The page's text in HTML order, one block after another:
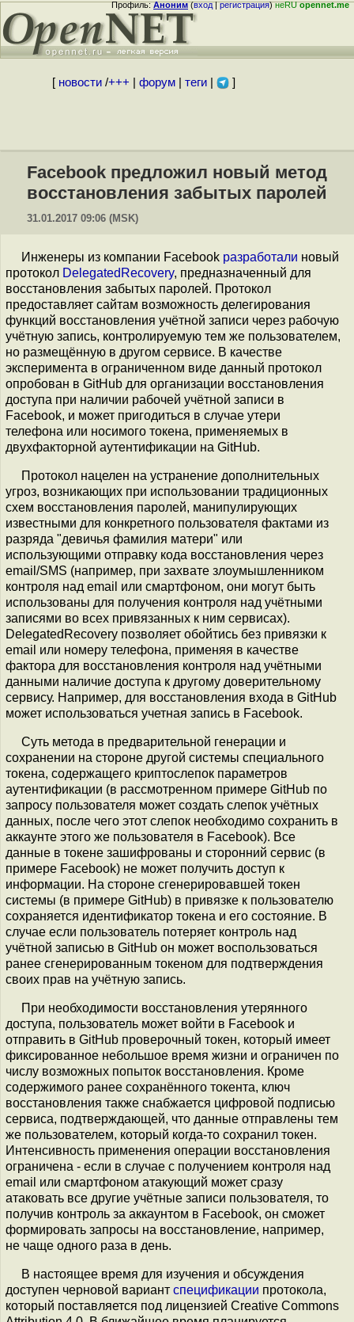
Профиль:Аноним(вход|регистрация)неRUopennet.me
[ новости/+++ форум| теги| ]
Facebook предложил новый метод
восстановления забытых паролей
31.01.2017 09:06 (MSK)
Инженеры из компании Facebook разработали новый
протокол DelegatedRecovery, предназначенный для
восстановления забытых паролей. Протокол
предоставляет сайтам возможность делегирования
функций восстановления учётной записи через рабочую
учётную запись, контролируемую тем же пользователем,
но размещённую в другом сервисе. В качестве
эксперимента в ограниченном виде данный протокол
опробован в GitHub для организации восстановления
доступа при наличии рабочей учётной записи в
Facebook, и может пригодиться в случае утери
телефона или носимого токена, применяемых в
двухфакторной аутентификации на GitHub.
Протокол нацелен на устранение дополнительных
угроз, возникающих при использовании традиционных
схем восстановления паролей, манипулирующих
известными для конкретного пользователя фактами из
разряда "девичья фамилия матери" или
использующими отправку кода восстановления через
email/SMS (например, при захвате злоумышленником
контроля над email или смартфоном, они могут быть
использованы для получения контроля над учётными
записями во всех привязанных к ним сервисах).
DelegatedRecovery позволяет обойтись без привязки к
email или номеру телефона, применяя в качестве
фактора для восстановления контроля над учётными
данными наличие доступа к другому доверительному
сервису. Например, для восстановления входа в GitHub
может использоваться учетная запись в Facebook.
Суть метода в предварительной генерации и
сохранении на стороне другой системы специального
токена, содержащего криптослепок параметров
аутентификации (в рассмотренном примере GitHub по
запросу пользователя может создать слепок учётных
данных, после чего этот слепок необходимо сохранить в
аккаунте этого же пользователя в Facebook). Все
данные в токене зашифрованы и сторонний сервис (в
примере Facebook) не может получить доступ к
информации. На стороне сгенерировавшей токен
системы (в примере GitHub) в привязке к пользователю
сохраняется идентификатор токена и его состояние. В
случае если пользователь потеряет контроль над
учётной записью в GitHub он может воспользоваться
ранее сгенерированным токеном для подтверждения
своих прав на учётную запись.
При необходимости восстановления утерянного
доступа, пользователь может войти в Facebook и
отправить в GitHub проверочный токен, который имеет
фиксированное небольшое время жизни и ограничен по
числу возможных попыток восстановления. Кроме
содержимого ранее сохранённого токента, ключ
восстановления также снабжается цифровой подписью
сервиса, подтверждающей, что данные отправлены тем
же пользователем, который когда-то сохранил токен.
Интенсивность применения операции восстановления
ограничена - если в случае с получением контроля над
email или смартфоном атакующий может сразу
атаковать все другие учётные записи пользователя, то
получив контроль за аккаунтом в Facebook, он сможет
формировать запросы на восстановление, например,
не чаще одного раза в день.
В настоящее время для изучения и обсуждения
доступен черновой вариант спецификации протокола,
который поставляется под лицензией Creative Commons